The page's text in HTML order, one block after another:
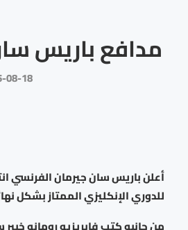
مدافع باريس
08-18
أعلن باريس سان جيرمان الفرنسي
للدوري الإنكليزي الممتاز بشكل